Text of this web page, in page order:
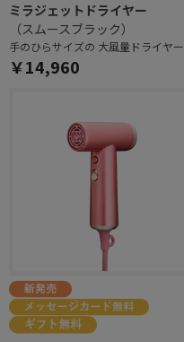
ミラジェットドライヤー
（スムースブラック）
手のひらサイズの 大風量ドライヤー
￥14,960